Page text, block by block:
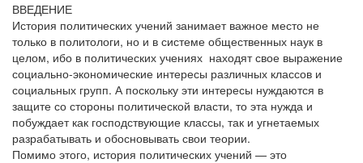
ВВЕДЕНИЕ
История политических учений занимает важное место не
только в политологи, но и в системе общественных наук в
целом, ибо в политических учениях находят свое выражение
социально-экономические интересы различных классов и
социальных групп. А поскольку эти интересы нуждаются в
защите со стороны политической власти, то эта нужда и
побуждает как господствующие классы, так и угнетаемых
разрабатывать и обосновывать свои теории.
Помимо этого, история политических учений — это